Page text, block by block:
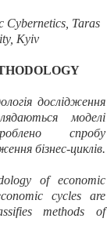
Cybernetics, Taras
Kyiv
дослідження
моделі
спробу
бізнес-циклів.
of economic
cycles are
methods of